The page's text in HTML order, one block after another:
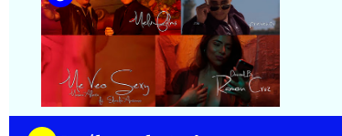
🟡 Chacal - ¨No Volveré¨ - Videoclip
- Dirección: Adrián Sánchez Ávila
🟡